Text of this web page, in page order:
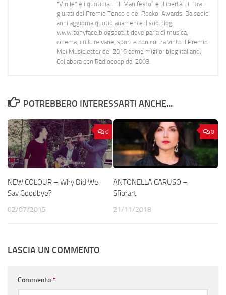
"Vinile" e i quotidiani “Il Manifesto” e “Libertà”. E' tra i
giurati del Premio Tenco e del Rockol Awards. Da sedici
anni aggiorna quotidianamente il suo blog
www.tonyface.blogspot.it dove parla di musica,
cinema, culture varie, sport e con cui ha vinto il Premio
Mei Musicletter del 2016 come miglior blog italiano.
Collabora con Radiocoop dal 2003.
POTREBBERO INTERESSARTI ANCHE...
0
NEW COLOUR – Why Did We
Say Goodbye?
02/07/2015
0
ANTONELLA CARUSO –
Sfiorarti
21/11/2018
LASCIA UN COMMENTO
Commento*